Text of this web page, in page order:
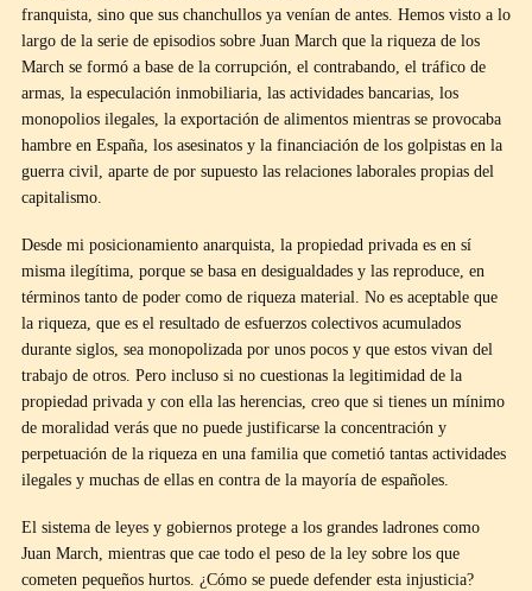
franquista, sino que sus chanchullos ya venían de antes. Hemos visto a lo
largo de la serie de episodios sobre Juan March que la riqueza de los
March se formó a base de la corrupción, el contrabando, el tráfico de
armas, la especulación inmobiliaria, las actividades bancarias, los
monopolios ilegales, la exportación de alimentos mientras se provocaba
hambre en España, los asesinatos y la financiación de los golpistas en la
guerra civil, aparte de por supuesto las relaciones laborales propias del
capitalismo.
Desde mi posicionamiento anarquista, la propiedad privada es en sí
misma ilegítima, porque se basa en desigualdades y las reproduce, en
términos tanto de poder como de riqueza material. No es aceptable que
la riqueza, que es el resultado de esfuerzos colectivos acumulados
durante siglos, sea monopolizada por unos pocos y que estos vivan del
trabajo de otros. Pero incluso si no cuestionas la legitimidad de la
propiedad privada y con ella las herencias, creo que si tienes un mínimo
de moralidad verás que no puede justificarse la concentración y
perpetuación de la riqueza en una familia que cometió tantas actividades
ilegales y muchas de ellas en contra de la mayoría de españoles.
El sistema de leyes y gobiernos protege a los grandes ladrones como
Juan March, mientras que cae todo el peso de la ley sobre los que
cometen pequeños hurtos. ¿Cómo se puede defender esta injusticia?